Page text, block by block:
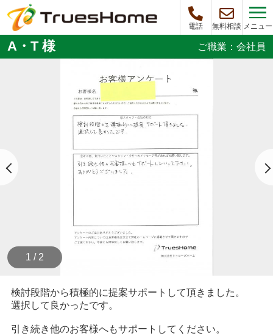
電話 無料相談 メニュー
A・T 様 ご職業：会社員
1 / 2
検討段階から積極的に提案サポートして頂きました。
選択して良かったです。
引き続き他のお客様へもサポートしてください。